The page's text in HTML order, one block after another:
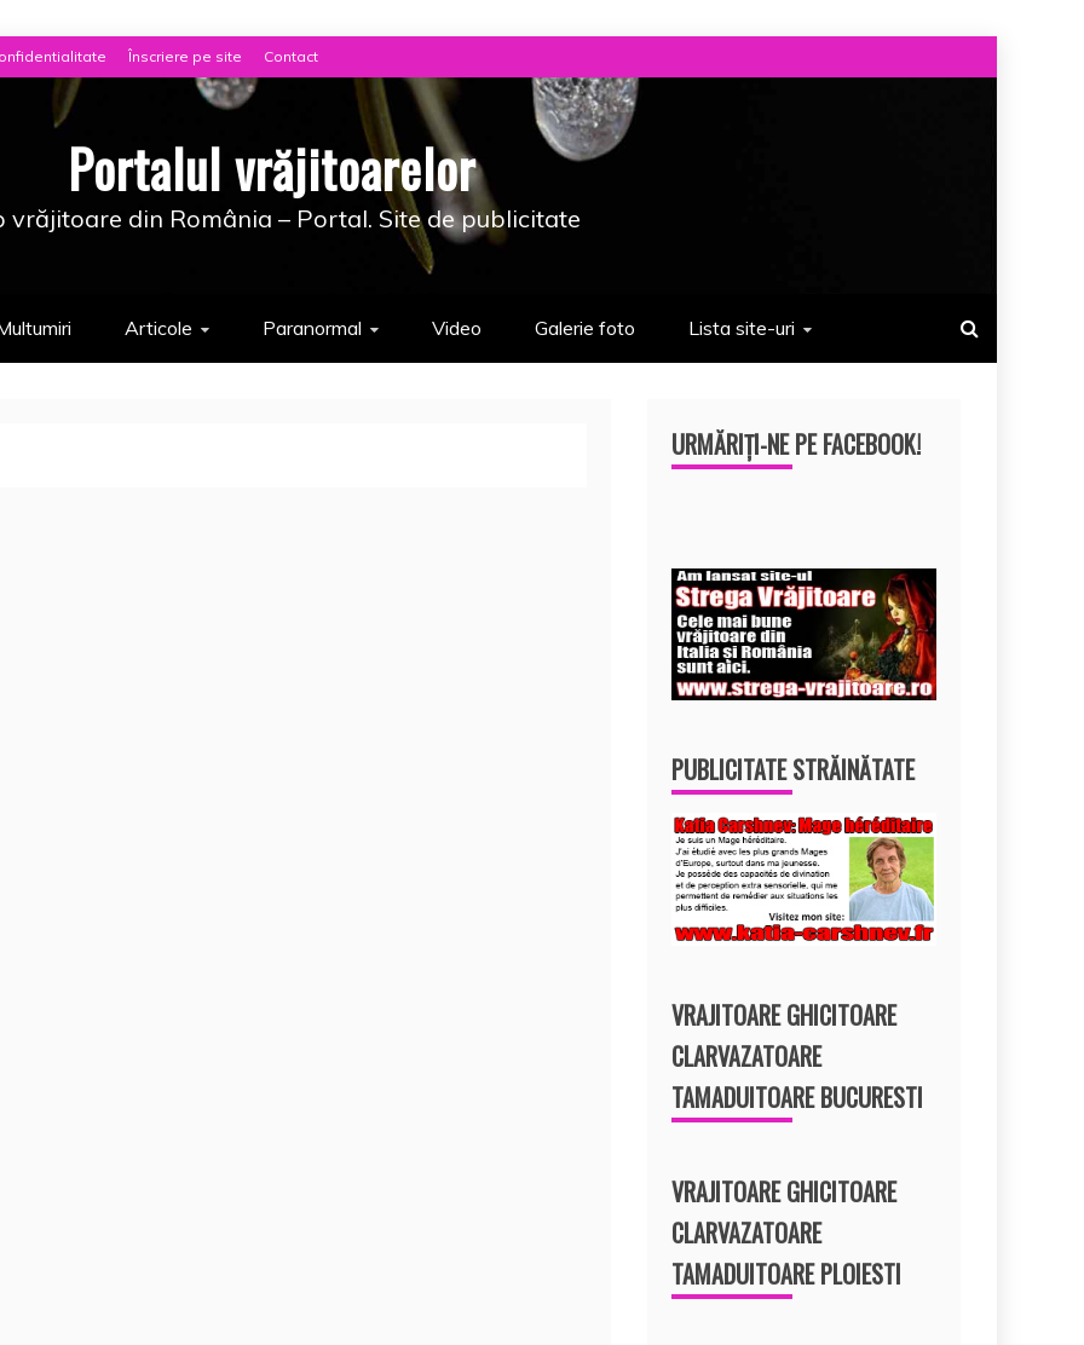
Înscriere pe site Contact
Portalul vrăjitoarelor
vrăjitoare din România – Portal. Site de publicitate
Articole Paranormal Video Galerie foto Lista site-uri
URMĂRIȚI-NE PE FACEBOOK!
PUBLICITATE STRĂINĂTATE
VRAJITOARE GHICITOARE
CLARVAZATOARE
TAMADUITOARE BUCURESTI
VRAJITOARE GHICITOARE
CLARVAZATOARE
TAMADUITOARE PLOIESTI